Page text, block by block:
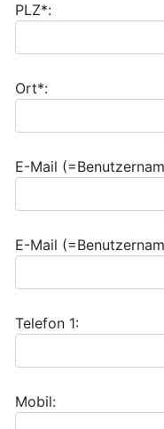
PLZ*:
Ort*:
E-Mail
E-Mail
Telefon 1:
Mobil: